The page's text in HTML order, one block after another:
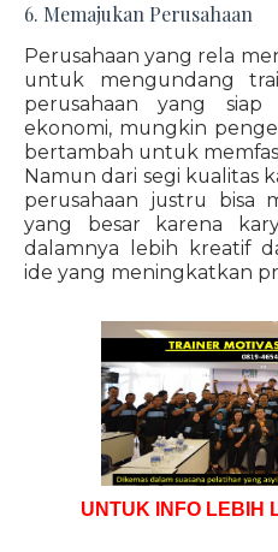
6. Memajukan Perusahaan
Perusahaan yang rela
untuk mengundang
perusahaan yang
ekonomi, mungkin
bertambah untuk
Namun dari segi kualitas
perusahaan justru bisa
yang besar karena
dalamnya lebih kreatif
ide yang meningkatkan
UNTUK INFO LEBIH